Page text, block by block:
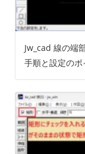
Jw_cad 線の端
手順と設定のポ